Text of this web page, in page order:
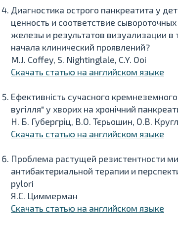
Диагностика острого панкреатита у
ценность и соответствие
железы и результатов визуализации в
начала клинический проявлений?
M.J. Coffey, S. Nightinglale, C.Y. Ooi
Скачать статью на английском языке
Ефективність сучасного
вугілля" у хворих на хронічний
Н. Б. Губергріц, В.О. Тєрьошин, О.В.
Скачать статью на английском языке
Проблема растущей резистентности
антибактериальной терапии и
pylori
Я.С. Циммерман
Скачать статью на английском языке